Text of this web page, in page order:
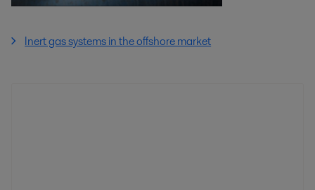
Inert gas systems in the offshore market